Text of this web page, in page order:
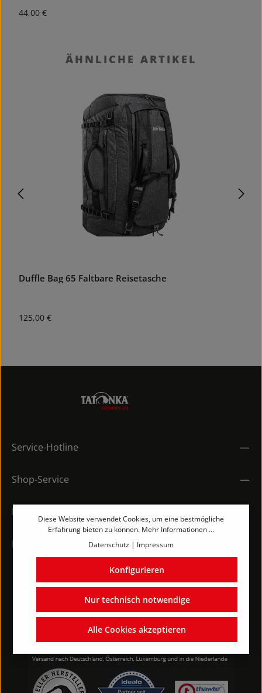
Regulärer Preis:
44,00 €
Produktgalerie überspringen
ÄHNLICHE ARTIKEL
Duffle Bag 65 Faltbare Reisetasche
Regulärer Preis:
125,00 €
Service-Hotline
Shop-Service
Rechtliches
Kontakt
Diese Website verwendet Cookies, um eine bestmögliche
Erfahrung bieten zu können. Mehr Informationen ...
Datenschutz | Impressum
Nur technisch notwendige
Konfigurieren
Alle Cookies akzeptieren